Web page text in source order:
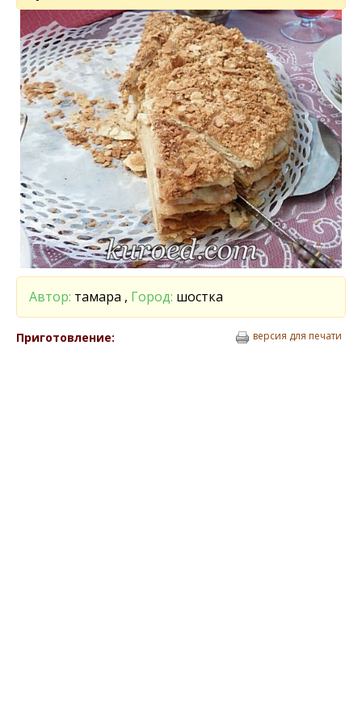
Автор: тамара , Город: шостка
Приготовление: версия для печати